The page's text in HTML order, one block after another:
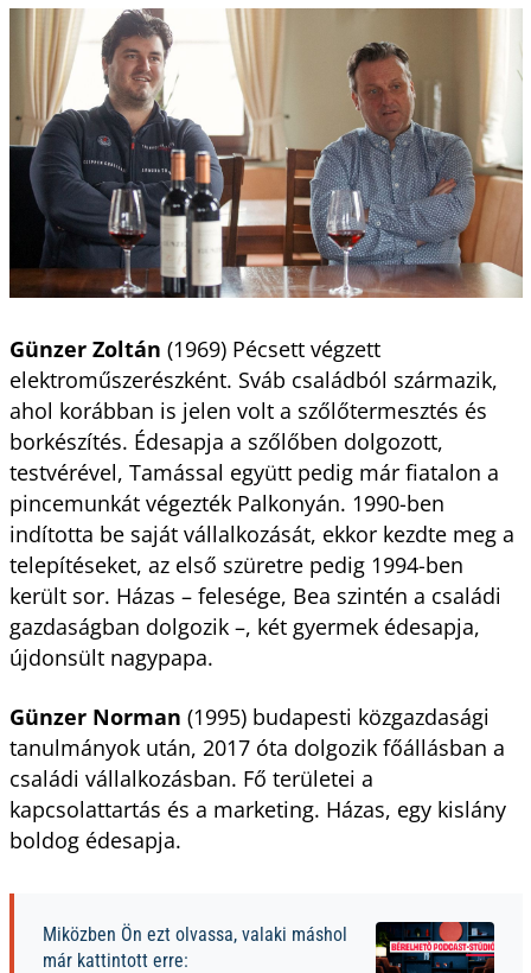
Günzer Zoltán (1969) Pécsett végzett
elektroműszerészként. Sváb családból származik,
ahol korábban is jelen volt a szőlőtermesztés és
borkészítés. Édesapja a szőlőben dolgozott,
testvérével, Tamással együtt pedig már fiatalon a
pincemunkát végezték Palkonyán. 1990-ben
indította be saját vállalkozását, ekkor kezdte meg a
telepítéseket, az első szüretre pedig 1994-ben
került sor. Házas – felesége, Bea szintén a családi
gazdaságban dolgozik –, két gyermek édesapja,
újdonsült nagypapa.
Günzer Norman (1995) budapesti közgazdasági
tanulmányok után, 2017 óta dolgozik főállásban a
családi vállalkozásban. Fő területei a
kapcsolattartás és a marketing. Házas, egy kislány
boldog édesapja.
Miközben Ön ezt olvassa, valaki máshol
már kattintott erre: